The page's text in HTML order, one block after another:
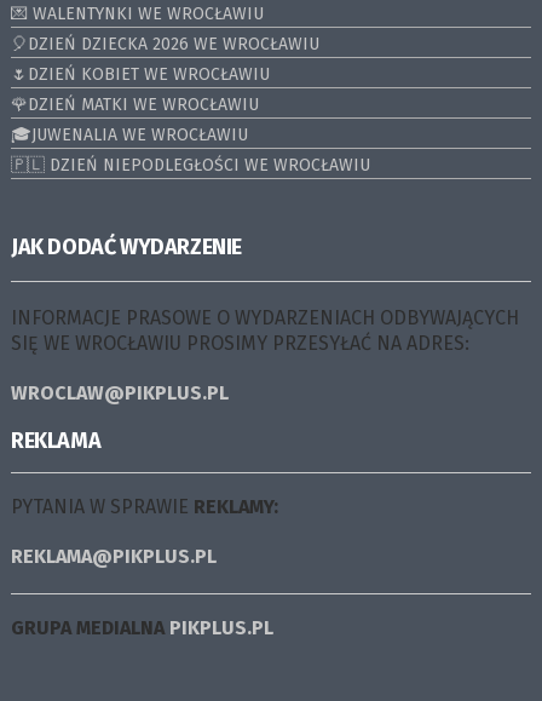
💌 WALENTYNKI WE WROCŁAWIU
🎈DZIEŃ DZIECKA 2026 WE WROCŁAWIU
🌷DZIEŃ KOBIET WE WROCŁAWIU
🌹DZIEŃ MATKI WE WROCŁAWIU
🎓JUWENALIA WE WROCŁAWIU
🇵🇱 DZIEŃ NIEPODLEGŁOŚCI WE WROCŁAWIU
JAK DODAĆ WYDARZENIE
INFORMACJE PRASOWE O WYDARZENIACH ODBYWAJĄCYCH
SIĘ WE WROCŁAWIU PROSIMY PRZESYŁAĆ NA ADRES:
WROCLAW@PIKPLUS.PL
REKLAMA
PYTANIA W SPRAWIE REKLAMY:
REKLAMA@PIKPLUS.PL
GRUPA MEDIALNA PIKPLUS.PL